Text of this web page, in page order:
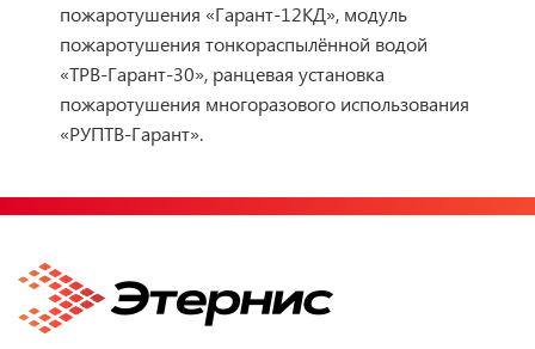
пожаротушения «Гарант-12КД», модуль
пожаротушения тонкораспылённой водой
«ТРВ-Гарант-30», ранцевая установка
пожаротушения многоразового использования
«РУПТВ-Гарант».